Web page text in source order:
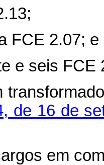
FCE 2.07; e
e seis FCE
de 16 de
em